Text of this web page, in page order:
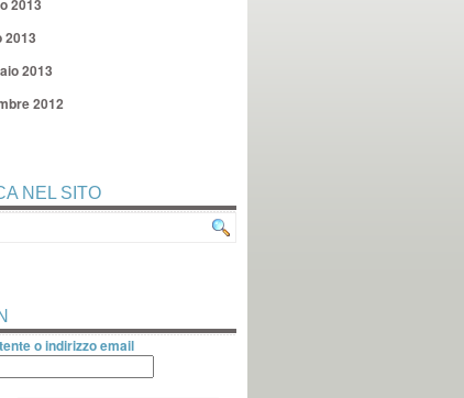
2013
2013
2013
2012
NEL SITO
o indirizzo email